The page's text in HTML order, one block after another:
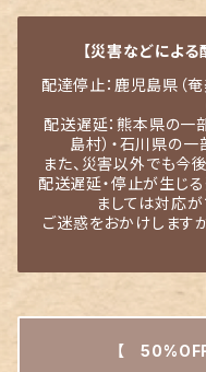
【災害などによ
配達停止：鹿児島県（
配送遅延：熊本県の一
島村）・石川県の一
また、災害以外でも今
配送遅延・停止が生じる
ましては対応が
ご迷惑をおかけします
【